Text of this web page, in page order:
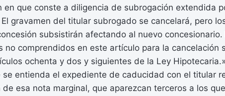
en que conste a diligencia de subrogación extendida
gravamen del titular subrogado se cancelará, pero
subsistirán afectando al nuevo
no comprendidos en este artículo para la cancelación
ochenta y dos y siguientes de la Ley
se entienda el expediente de caducidad con el titular
de esa nota marginal, que aparezcan terceros a los